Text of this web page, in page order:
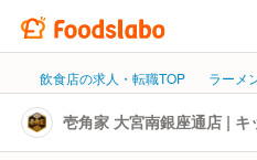
飲食店の求人・転職TOP ラーメ
壱角家 大宮南銀座通店 |